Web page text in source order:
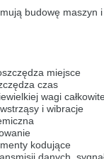
Sprache als die
Version bleiben
právě používaný
budowę
miejsce
czas
wagi
i wibracje
kodujące